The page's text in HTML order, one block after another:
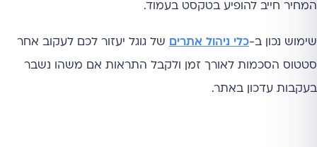
המחיר חייב להופיע בטקסט בעמוד.
שימוש נכון ב-כלי ניהול אתרים של גוגל יעזור לכם לעקוב אחר
סטטוס הסכמות לאורך זמן ולקבל התראות אם משהו נשבר
בעקבות עדכון באתר.